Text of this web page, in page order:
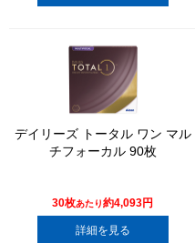
デイリーズ トータル ワン マル
チフォーカル 90枚
30枚あたり約4,093円
詳細を見る